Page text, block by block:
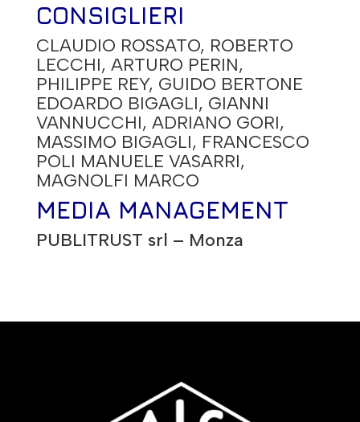
CONSIGLIERI
CLAUDIO ROSSATO, ROBERTO
LECCHI, ARTURO PERIN,
PHILIPPE REY, GUIDO BERTONE
EDOARDO BIGAGLI, GIANNI
VANNUCCHI, ADRIANO GORI,
MASSIMO BIGAGLI, FRANCESCO
POLI MANUELE VASARRI,
MAGNOLFI MARCO
MEDIA MANAGEMENT
PUBLITRUST srl – Monza